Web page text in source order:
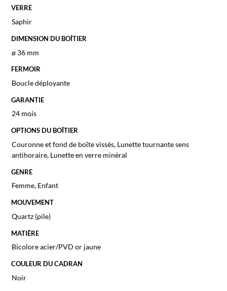
VERRE
Saphir
DIMENSION DU BOÎTIER
ø 36 mm
FERMOIR
Boucle déployante
GARANTIE
24 mois
OPTIONS DU BOÎTIER
Couronne et fond de boîte vissés, Lunette tournante sens
antihoraire, Lunette en verre minéral
GENRE
Femme, Enfant
MOUVEMENT
Quartz (pile)
MATIÈRE
Bicolore acier/PVD or jaune
COULEUR DU CADRAN
Noir